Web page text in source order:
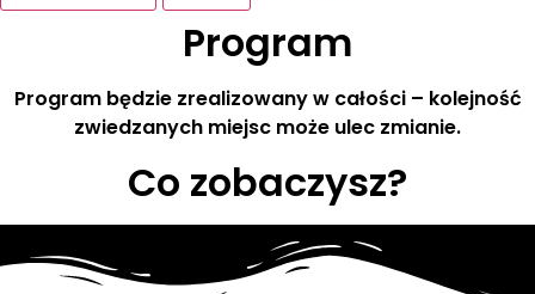
Program
Program będzie zrealizowany w całości – kolejność
zwiedzanych miejsc może ulec zmianie.
Co zobaczysz?